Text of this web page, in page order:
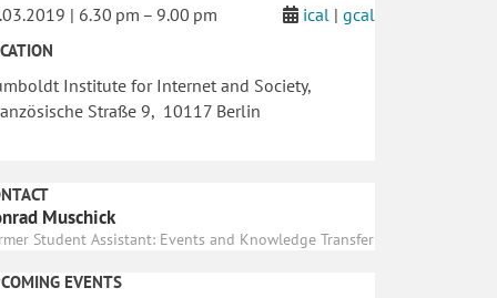
| 6.30 pm – 9.00 pm ical| gcal
Institute for Internet and Society,
Straße 9, 10117 Berlin
Muschick
Student Assistant: Events and Knowledge Transfer
EVENTS